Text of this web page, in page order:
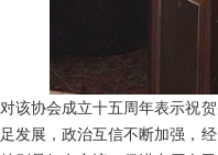
协会成立十五周年表示祝贺
发展，政治互信不断加强，